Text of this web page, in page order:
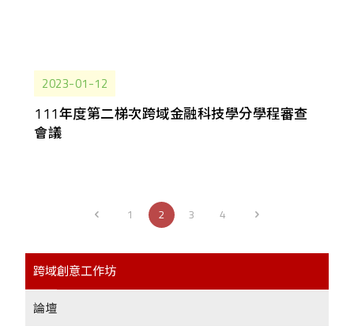
2023-01-12
111年度第二梯次跨域金融科技學分學程審查
會議
1 2 3 4
跨域創意工作坊
論壇